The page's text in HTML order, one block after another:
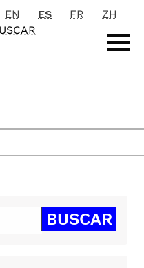
EN ES FR
ZH